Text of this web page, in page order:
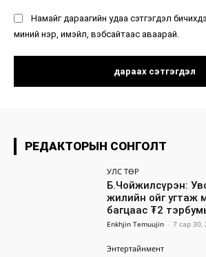
Намайг дараагийн удаа сэтгэгдэл
миний нэр, имэйл, вэбсайтаас аваарай.
РЕДАКТОРЫН СОНГОЛТ
УЛС ТӨР
Б.Чойжилсүрэн:
жилийн ойг угтаж
багцаас ₮2
Enkhjin Temuujin - 7 сар 30,
Энтертайнмент